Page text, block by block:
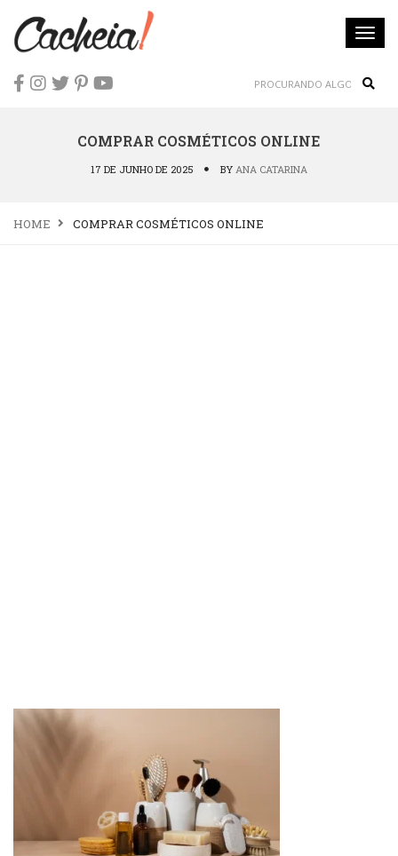
COMPRAR COSMÉTICOS ONLINE
17 DE JUNHO DE 2025 BY ANA CATARINA
HOME COMPRAR COSMÉTICOS ONLINE